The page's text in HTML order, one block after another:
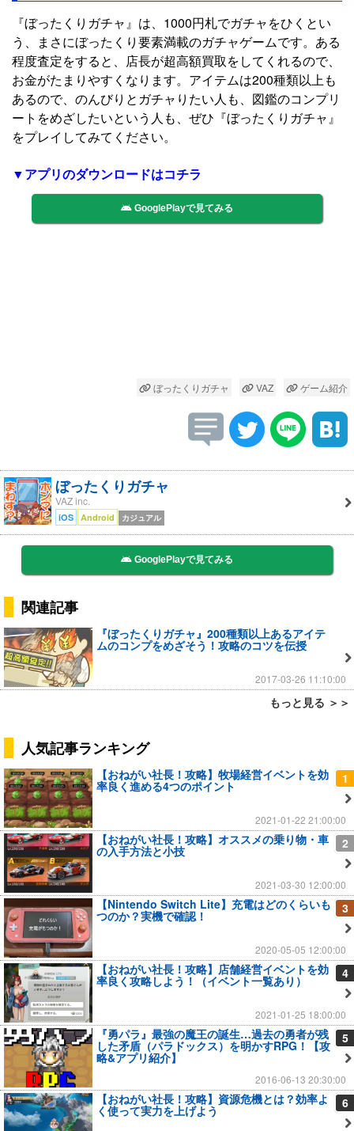
『ぼったくりガチャ』は、1000円札でガチャをひくとい
う、まさにぼったくり要素満載のガチャゲームです。ある
程度査定をすると、店長が超高額買取をしてくれるので、
お金がたまりやすくなります。アイテムは200種類以上も
あるので、のんびりとガチャりたい人も、図鑑のコンプリ
ートをめざしたいという人も、ぜひ『ぼったくりガチャ』
をプレイしてみてください。
▼アプリのダウンロードはコチラ
GooglePlayで見てみる
ぼったくりガチャ VAZ ゲーム紹介
ぼったくりガチャ
VAZ inc.
iOS Android カジュアル
GooglePlayで見てみる
関連記事
『ぼったくりガチャ』200種類以上あるアイテ
ムのコンプをめざそう！攻略のコツを伝授
2017-03-26 11:10:00
もっと見る ＞＞
人気記事ランキング
1
【おねがい社長！攻略】牧場経営イベントを効
率良く進める4つのポイント
2021-01-22 21:00:00
2
【おねがい社長！攻略】オススメの乗り物・車
の入手方法と小技
2021-03-30 12:00:00
3
【Nintendo Switch Lite】充電はどのくらいも
つのか？実機で確認！
2020-05-05 12:00:00
4
【おねがい社長！攻略】店舗経営イベントを効
率良く攻略しよう！（イベント一覧あり）
2021-01-25 18:00:00
5
『勇パラ』最強の魔王の誕生…過去の勇者が残
した矛盾（パラドックス）を明かすRPG！【攻
略&アプリ紹介】
2016-06-13 20:30:00
6
【おねがい社長！攻略】資源危機とは？効率よ
く使って実力を上げよう